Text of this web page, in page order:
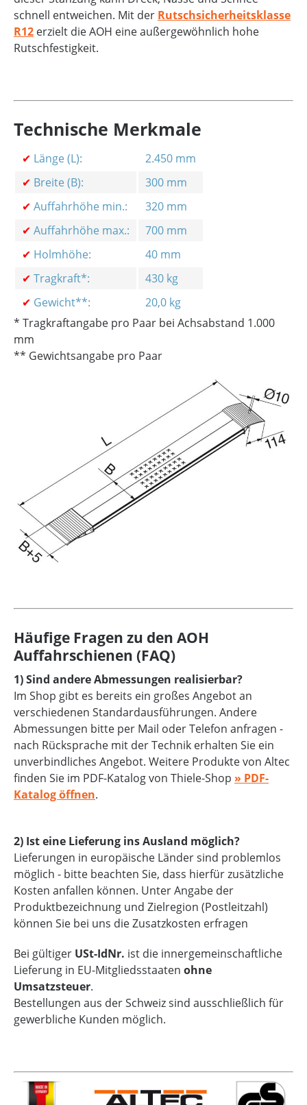
schnell entweichen. Mit der Rutschsicherheitsklasse
R12 erzielt die AOH eine außergewöhnlich hohe
Rutschfestigkeit.
Technische Merkmale
✔ Länge (L):
2.450 mm
✔ Breite (B):
300 mm
✔ Auffahrhöhe min.:
320 mm
✔ Auffahrhöhe max.:
700 mm
✔ Holmhöhe:
40 mm
✔ Tragkraft*:
430 kg
✔ Gewicht**:
20,0 kg
* Tragkraftangabe pro Paar bei Achsabstand 1.000
mm
** Gewichtsangabe pro Paar
Häufige Fragen zu den AOH
Auffahrschienen (FAQ)
1) Sind andere Abmessungen realisierbar?
Im Shop gibt es bereits ein großes Angebot an
verschiedenen Standardausführungen. Andere
Abmessungen bitte per Mail oder Telefon anfragen -
nach Rücksprache mit der Technik erhalten Sie ein
unverbindliches Angebot. Weitere Produkte von Altec
finden Sie im PDF-Katalog von Thiele-Shop » PDF-
Katalog öffnen.
2) Ist eine Lieferung ins Ausland möglich?
Lieferungen in europäische Länder sind problemlos
möglich - bitte beachten Sie, dass hierfür zusätzliche
Kosten anfallen können. Unter Angabe der
Produktbezeichnung und Zielregion (Postleitzahl)
können Sie bei uns die Zusatzkosten erfragen
Bei gültiger USt-IdNr. ist die innergemeinschaftliche
Lieferung in EU-Mitgliedsstaaten ohne
Umsatzsteuer.
Bestellungen aus der Schweiz sind ausschließlich für
gewerbliche Kunden möglich.